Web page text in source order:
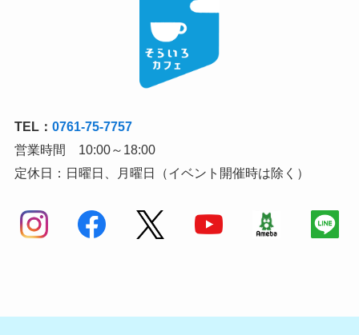
TEL： 0761-75-7757
営業時間 10:00～18:00
定休日：日曜日、月曜日（イベント開催時は除く）